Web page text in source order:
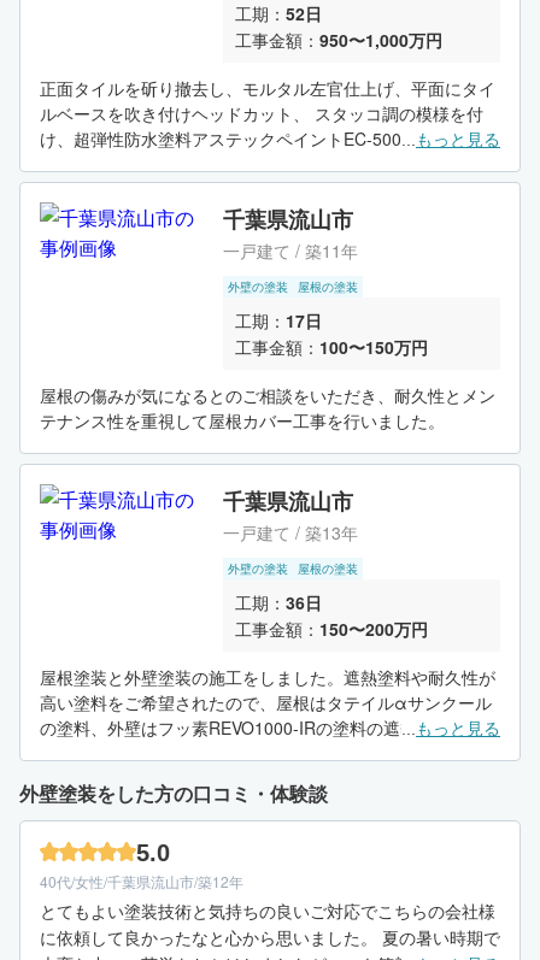
工期： 52日
工事金額： 950〜1,000万円
正面タイルを斫り撤去し、モルタル左官仕上げ、平面にタイ
ルベースを吹き付けヘッドカット、 スタッコ調の模様を付
け、超弾性防水塗料アステックペイントEC-5000PCMにて外
もっと見る
千葉県流山市
一戸建て / 築11年
外壁の塗装 屋根の塗装
工期： 17日
工事金額： 100〜150万円
屋根の傷みが気になるとのご相談をいただき、耐久性とメン
テナンス性を重視して屋根カバー工事を行いました。
千葉県流山市
一戸建て / 築13年
外壁の塗装 屋根の塗装
工期： 36日
工事金額： 150〜200万円
屋根塗装と外壁塗装の施工をしました。遮熱塗料や耐久性が
高い塗料をご希望されたので、屋根はタテイルαサンクール
の塗料、外壁はフッ素REVO1000-IRの塗料の遮熱効果のあ
もっと見る
外壁塗装をした方の口コミ・体験談
5.0
40代/女性/千葉県流山市/築12年
とてもよい塗装技術と気持ちの良いご対応でこちらの会社様
に依頼して良かったなと心から思いました。 夏の暑い時期で